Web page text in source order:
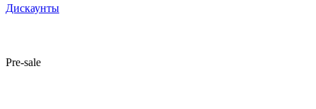
Дискаунты
Pre-sale